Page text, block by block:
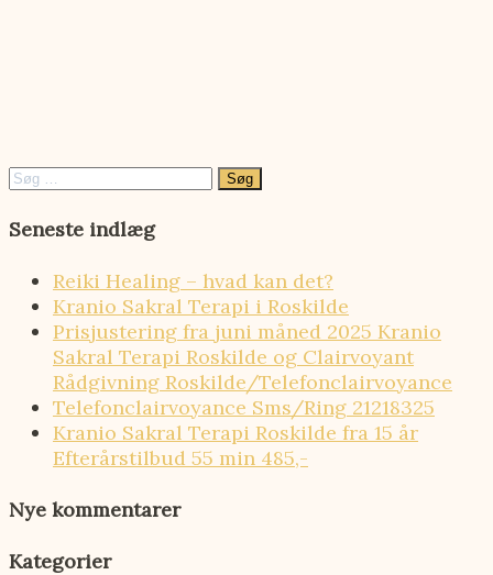
Søg
Seneste indlæg
Reiki Healing – hvad kan det?
Kranio Sakral Terapi i Roskilde
Prisjustering fra juni måned 2025 Kranio
Sakral Terapi Roskilde og Clairvoyant
Rådgivning Roskilde/Telefonclairvoyance
Telefonclairvoyance Sms/Ring 21218325
Kranio Sakral Terapi Roskilde fra 15 år
Efterårstilbud 55 min 485,-
Nye kommentarer
Kategorier